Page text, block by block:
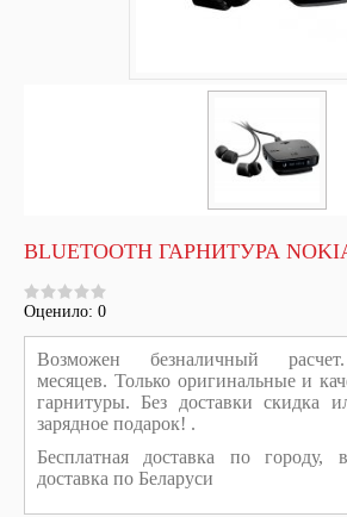
BLUETOOTH ГАРНИТУРА
Оценило: 0
Возможен безналичный
месяцев. Только оригинальные и
гарнитуры. Без доставки скидка
зарядное подарок! .
Бесплатная доставка по городу,
доставка по Беларуси